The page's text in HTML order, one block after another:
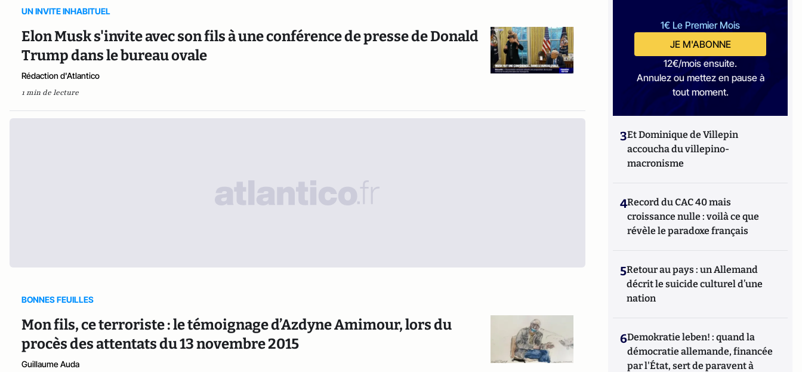
UN INVITE INHABITUEL
Elon Musk s'invite avec son fils à une conférence de presse de Donald
Trump dans le bureau ovale
Rédaction d'Atlantico
1 min de lecture
BONNES FEUILLES
Mon fils, ce terroriste : le témoignage d’Azdyne Amimour, lors du
procès des attentats du 13 novembre 2015
Guillaume Auda
1€ Le Premier Mois
JE M'ABONNE
12€/mois ensuite.
Annulez ou mettez en pause à
tout moment.
3Et Dominique de Villepin
accoucha du villepino-
macronisme
4Record du CAC 40 mais
croissance nulle : voilà ce que
révèle le paradoxe français
5Retour au pays : un Allemand
décrit le suicide culturel d’une
nation
6Demokratie leben! : quand la
démocratie allemande, financée
par l'État, sert de paravent à